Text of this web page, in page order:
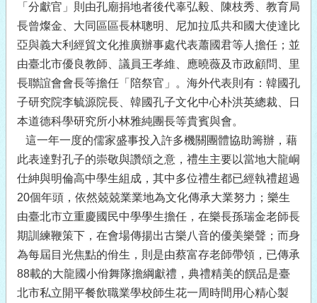
「分獻官」則由孔廟捐地者後代辜弘毅、陳枝秀、教育局
長曾燦金、大同區區長林聰明、尼加拉瓜共和國大使達比
亞與義大利經貿文化推廣辦事處代表蕭國君等人擔任；並
由臺北市優良教師、議員王孝維、應曉薇及市政顧問、里
長聯誼會會長等擔任「陪祭官」。海外代表則有：韓國孔
子研究院李毓源院長、韓國孔子文化中心朴洪英總裁、日
本道德科學研究所小林雅純團長等貴賓與會。
這一年一度的儒家盛事投入許多機關團體協助籌辦，藉
此表達對孔子的崇敬與讚頌之意，禮生主要以當地大龍峒
仕紳與明倫高中學生組成，其中多位禮生都已經執禮超過
20個年頭，依然兢兢業業地為文化傳承大業努力；樂生
由臺北市立重慶國民中學學生擔任，在樂長孫瑞金老師長
期訓練鞭策下，在會場傳揚出古樂八音的優美樂聲；而身
為每屆目光焦點的佾生，則是由蔡富存老師帶領，已傳承
88載的大龍國小佾舞隊擔綱獻禮，典禮精美的饌品是臺
北市私立開平餐飲職業學校師生花一周時間用心精心製